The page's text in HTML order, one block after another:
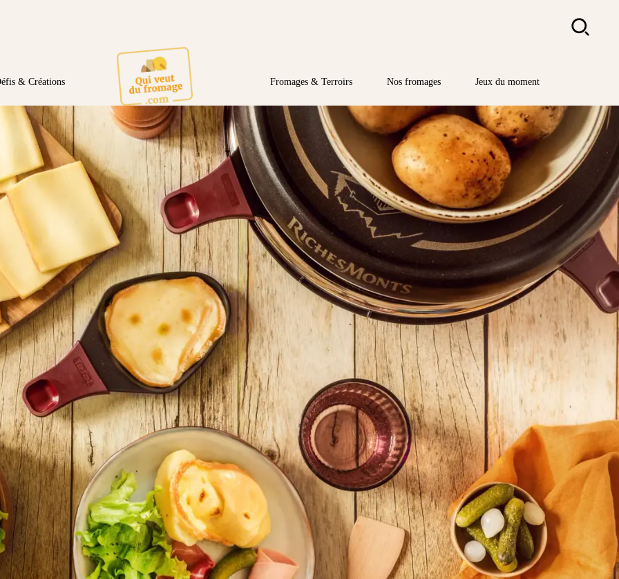
Rechercher
& Créations Fromages & Terroirs Nos fromages Jeux du moment